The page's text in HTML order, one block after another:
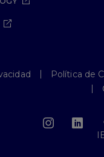
Política de